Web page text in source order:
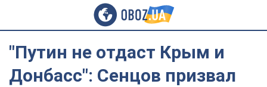
"Путин не отдаст Крым и
Донбасс": Сенцов призвал